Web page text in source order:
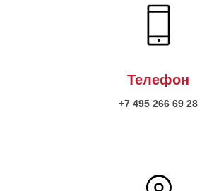
Телефон
+7 495 266 69 28